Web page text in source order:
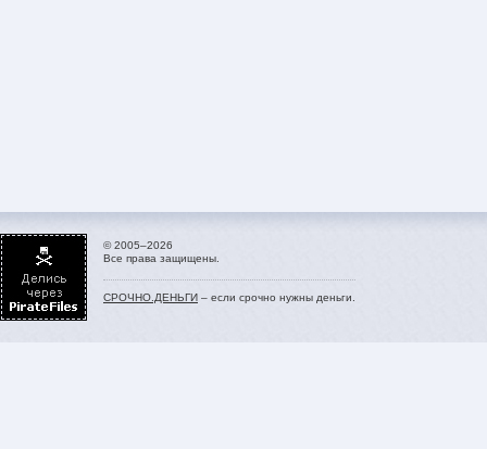
© 2005–2026
Все права защищены.
СРОЧНО.ДЕНЬГИ – если срочно нужны деньги.